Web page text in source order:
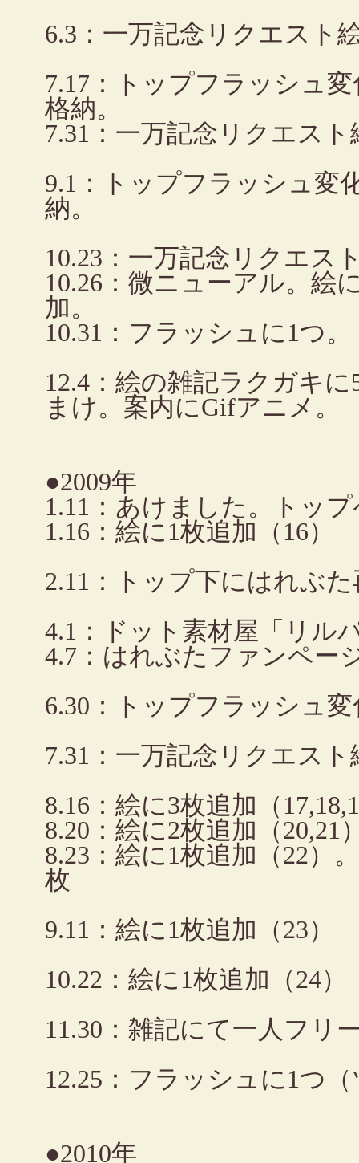
6.3：一万記念リクエスト
7.17：トップフラッシュ
格納。
7.31：一万記念リクエスト
9.1：トップフラッシュ変
納。
10.23：一万記念リクエス
10.26：微ニューアル。絵
加。
10.31：フラッシュに1つ。
12.4：絵の雑記ラクガキ
まけ。案内にGifアニメ。
●2009年
1.11：あけました。トッ
1.16：絵に1枚追加（16）
2.11：トップ下にはれぶ
4.1：ドット素材屋「リル
4.7：はれぶたファンペー
6.30：トップフラッシュ変
7.31：一万記念リクエスト
8.16：絵に3枚追加（
8.20：絵に2枚追加（20,21
8.23：絵に1枚追加（22）
枚
9.11：絵に1枚追加（23）
10.22：絵に1枚追加（24）
11.30：雑記にて一人フリ
12.25：フラッシュに1つ
●2010年